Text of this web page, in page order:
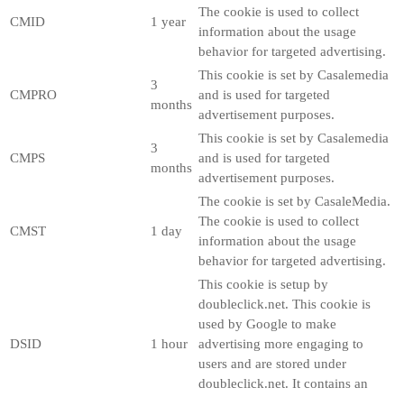
CMID 1 year
The cookie is used to collect
information about the usage
behavior for targeted advertising.
CMPRO
3
months
This cookie is set by Casalemedia
and is used for targeted
advertisement purposes.
CMPS
3
months
This cookie is set by Casalemedia
and is used for targeted
advertisement purposes.
CMST 1 day
The cookie is set by CasaleMedia.
The cookie is used to collect
information about the usage
behavior for targeted advertising.
DSID 1 hour
This cookie is setup by
doubleclick.net. This cookie is
used by Google to make
advertising more engaging to
users and are stored under
doubleclick.net. It contains an